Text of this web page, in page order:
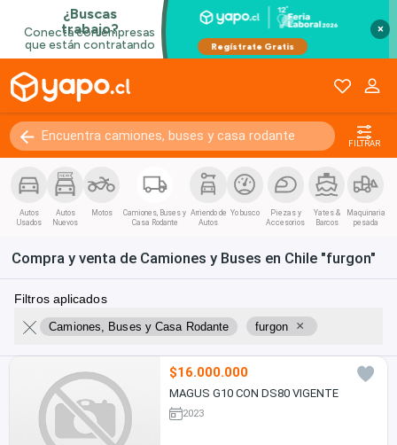
×
FILTRAR
Autos
Usados
Autos
Nuevos
Motos
Camiones, Buses y
Casa Rodante
Arriendo de
Autos
Yo busco
Piezas y
Accesorios
Yates &
Barcos
Maquinaria
pesada
Compra y venta de Camiones y Buses en Chile "furgon"
Filtros aplicados
Camiones, Buses y Casa Rodante furgon ×
$16.000.000
MAGUS G10 CON DS80 VIGENTE
2023